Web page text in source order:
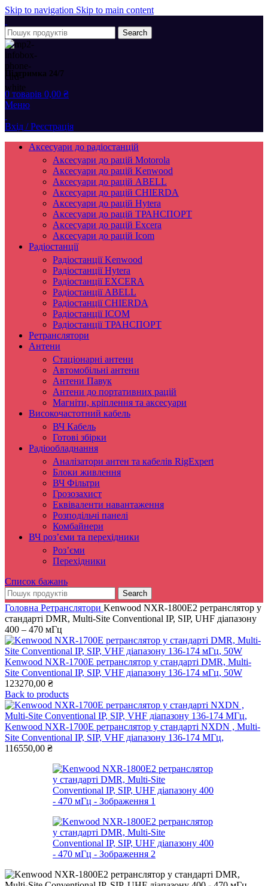
Skip to navigation Skip to main content
Search
Підтримка 24/7
0 товарів 0,00 ₴
Меню
Вхід / Реєстрація
Аксесуари до радіостанцій
Аксесуари до рацій Motorola
Аксесуари до рацій Kenwood
Аксесуари до рацій ABELL
Аксесуари до рацій CHIERDA
Аксесуари до рацій Hytera
Аксесуари до рацій ТРАНСПОРТ
Аксесуари до рацій Excera
Аксесуари до рацій Icom
Радіостанції
Радіостанції Kenwood
Радіостанції Hytera
Радіостанції EXCERA
Радіостанції ABELL
Радіостанції CHIERDA
Радіостанції ICOM
Радіостанції ТРАНСПОРТ
Ретранслятори
Антени
Стаціонарні антени
Автомобільні антени
Антени Павук
Антени до портативних рацій
Магніти, кріплення та аксесуари
Високочастотний кабель
ВЧ Кабель
Готові збірки
Радіообладнання
Аналізатори антен та кабелів RigExpert
Блоки живлення
ВЧ Фільтри
Грозозахист
Еквіваленти навантаження
Розподільчі панелі
Комбайнери
ВЧ роз’єми та перехідники
Роз’єми
Перехідники
Список бажань
Search
Головна Ретранслятори Kenwood NXR-1800E2 ретранслятор у
стандарті DMR, Multi-Site Conventional IP, SIP, UHF діапазону
400 – 470 мГц
Kenwood NXR-1700E ретранслятор у стандарті DMR, Multi-
Site Conventional IP, SIP, VHF діапазону 136-174 мГц, 50W
123270,00 ₴
Back to products
Kenwood NXR-1700E ретранслятор у стандарті NXDN , Multi-
Site Conventional IP, SIP, VHF діапазону 136-174 МГц,
116550,00 ₴